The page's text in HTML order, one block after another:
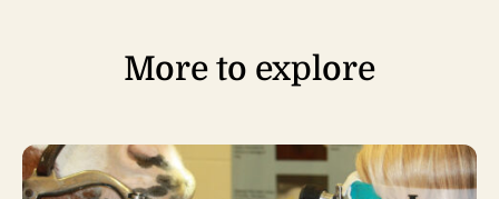
More to explore